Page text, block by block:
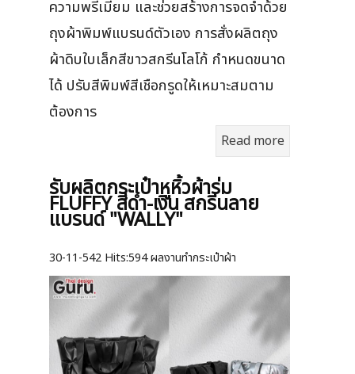
ความพรีเมี่ยม และช่วยสร้างการจดจำด้วย
ถุงผ้าพิมพ์แบรนด์ตัวเอง การสั่งผลิตถุง
ผ้าดิบใบเล็กสีขาวสกรีนโลโก้ กำหนดขนาด
ได้ ปรับสีพิมพ์สีเชือกรูดให้เหมาะสมตาม
ต้องการ
Read more
รับผลิตกระเป๋าหูหิ้วผ้าร่ม
FLUFFY สีดำ-เงิน สกรีนลาย
แบรนด์ "WALLY"
30-11-542 Hits:594 ผลงานทำกระเป๋าผ้า